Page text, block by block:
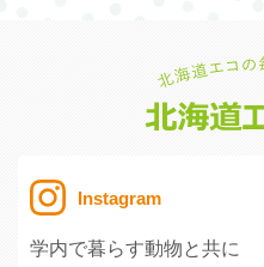
Instagram
学内で暮らす動物と共に